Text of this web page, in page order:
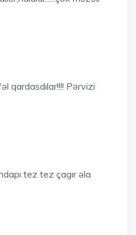
qardasdılar!!!! Pərvizi
tez tez çagır əla